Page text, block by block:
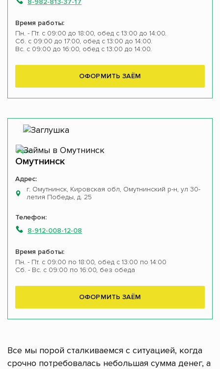
8-982-813-37-17
Время работы:
Пн. - Пт. с 09:00 до 18:00, обед с 13:00 до 14:00.
Сб. с 09:00 до 17:00, обед с 13:00 до 14:00.
Вс. с 09:00 до 16:00, обед с 13:00 до 14:00.
ОФОРМИТЬ ЗАЁМ
Офис
Омутнинск
Адрес:
г. Омутнинск, Кировская обл, Омутнинский р-н, ул 30-
летия Победы, д. 25
Телефон:
8-912-008-12-08
Время работы:
Пн. - Пт. с 09:00 по 18:00, обед с 13:00 по 14:00
Сб. - Вс. с 09:00 по 16:00, без обеда
ОФОРМИТЬ ЗАЁМ
Все мы порой сталкиваемся с ситуацией, когда
срочно потребовалась небольшая сумма денег, а